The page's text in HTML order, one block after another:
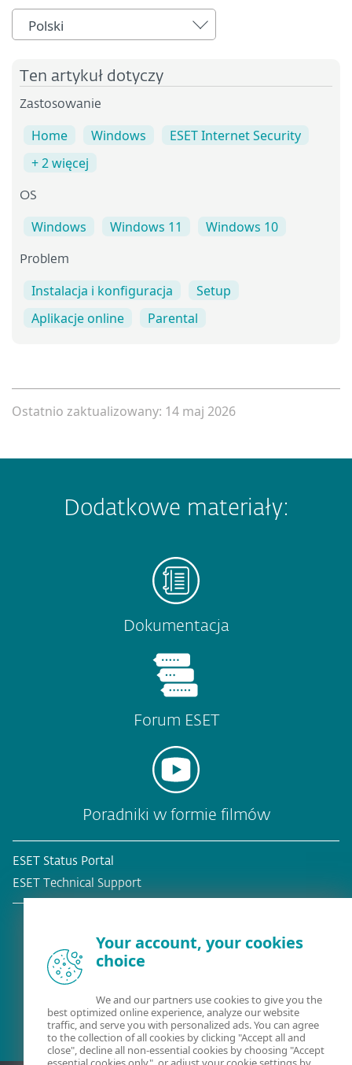
Polski
Ten artykuł dotyczy
Zastosowanie
Home Windows
ESET Internet Security
+ 2 więcej
OS
Windows Windows 11 Windows 10
Problem
Instalacja i konfiguracja
Setup
Aplikacje online
Parental
Ostatnio zaktualizowany: 14 maj 2026
Dodatkowe materiały:
Dokumentacja
Forum ESET
Poradniki w formie filmów
ESET Status Portal
ESET Technical Support
Your account, your cookies
choice
We and our partners use cookies to give you the
best optimized online experience, analyze our website
traffic, and serve you with personalized ads. You can agree
to the collection of all cookies by clicking "Accept all and
close", decline all non-essential cookies by choosing "Accept